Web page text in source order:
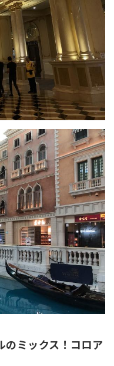
ミックス！コロア